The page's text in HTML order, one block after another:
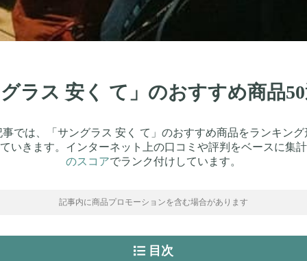
ラス 安く て」のおすすめ商品
事では、「サングラス 安く て」のおすすめ商品をランキング
いきます。インターネット上の口コミや評判をベースに集
のスコアでランク付けしています。
記事内に商品プロモーションを含む場合があります
目次